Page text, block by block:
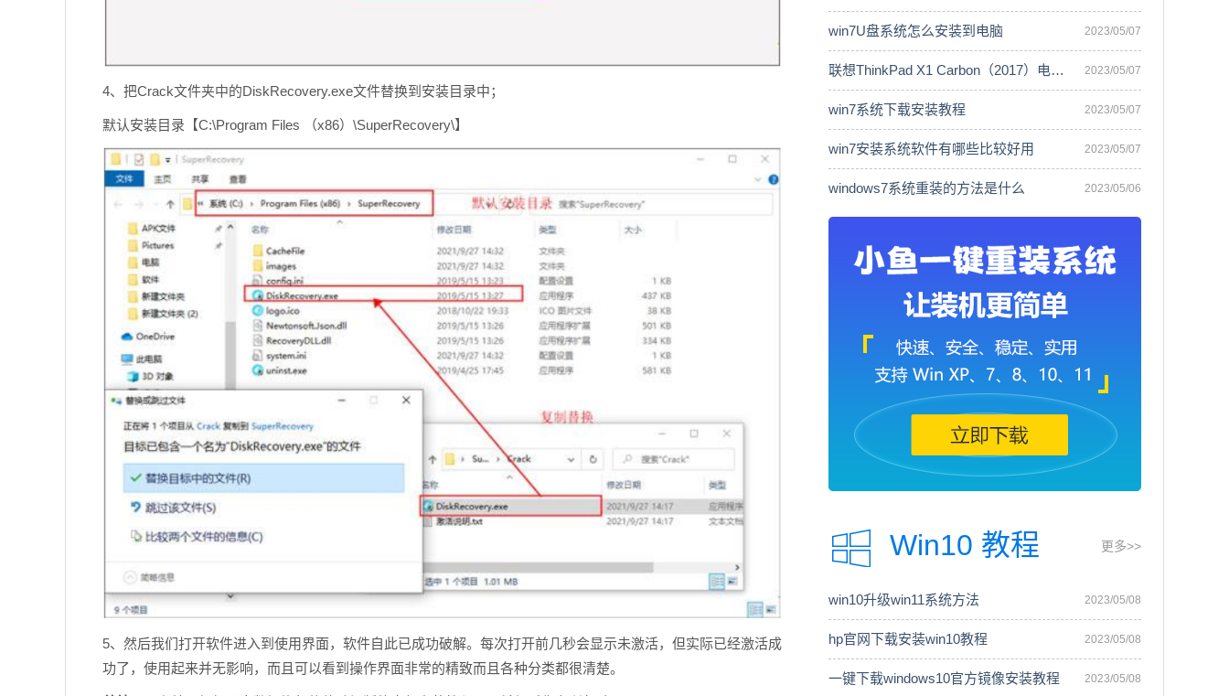
4、把Crack文件夹中的DiskRecovery.exe文件替换到安装目录中；
默认安装目录【C:\Program Files （x86）\SuperRecovery\】
5、然后我们打开软件进入到使用界面，软件自此已成功破解。每次打开前几秒会显示未激活，但实际已经激活成
功了，使用起来并无影响，而且可以看到操作界面非常的精致而且各种分类都很清楚。
win7U盘系统怎么安装到电脑 2023/05/07
联想ThinkPad X1 Carbon（2017）电脑安 2023/05/07
win7系统下载安装教程 2023/05/07
win7安装系统软件有哪些比较好用 2023/05/07
windows7系统重装的方法是什么 2023/05/06
Win10 教程 更多>>
win10升级win11系统方法 2023/05/08
hp官网下载安装win10教程 2023/05/08
一键下载windows10官方镜像安装教程 2023/05/08